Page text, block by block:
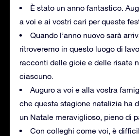
È stato un anno fantastico.
a voi e ai vostri cari per queste
Quando l’anno nuovo sarà
ritroveremo in questo luogo di
racconti delle gioie e delle risate
ciascuno.
Auguro a voi e alla vostra
che questa stagione natalizia ha
un Natale meraviglioso, pieno di
Con colleghi come voi, è